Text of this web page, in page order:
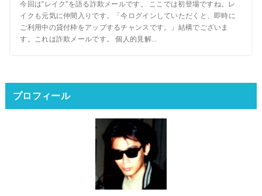
今回は”レイク”を語る詐欺メールです。 ここでは初登場ですね。レ
イクも元気に仲間入りです。「今ログインしていただくと、即時に
ご利⽤中の貸付枠をアップするチャンスです。」結構でございま
す。これは詐欺メールです。 個人的見解...
プロフィール